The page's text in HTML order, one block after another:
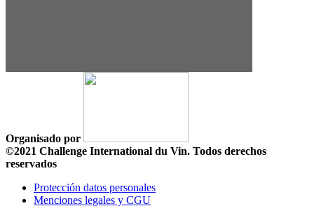
Organisado por
©2021 Challenge International du Vin. Todos derechos
reservados
Protección datos personales
Menciones legales y CGU